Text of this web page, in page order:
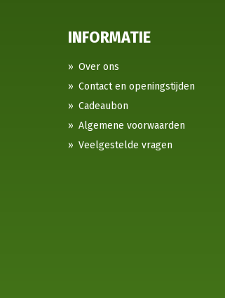
INFORMATIE
Over ons
Contact en openingstijden
Cadeaubon
Algemene voorwaarden
Veelgestelde vragen